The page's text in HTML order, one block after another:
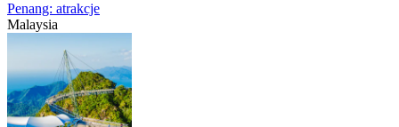
Penang: atrakcje
Malaysia